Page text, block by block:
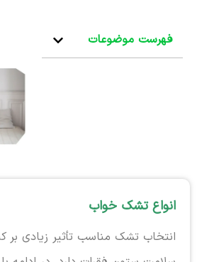
فهرست موضوعات
انواع تشک خواب
انتخاب تشک مناسب تأثیر زیادی بر